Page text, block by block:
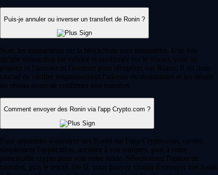
Puis-je annuler ou inverser un transfert de Ronin ?
Non, les transactions sur la blockchain sont immuables. Une fois
qu'une transaction est validée et confirmée sur le réseau, vous ne
pouvez ni l'annuler ni l'inverser pour récupérer vos Ronin. Il est donc
crucial de vérifier soigneusement l'adresse du destinataire et les détails
du réseau avant de confirmer tout transfert.
Comment envoyer des Ronin via l'app Crypto.com ?
Pour apprendre à envoyer des Ronin sur l'app Crypto.com, ouvrez
simplement l'application, accédez à vos comptes, puis à votre
portefeuille crypto pour voir votre solde. Sélectionnez l'option de
transfert, puis le retrait. De là, vous pouvez choisir d'envoyer vos fonds